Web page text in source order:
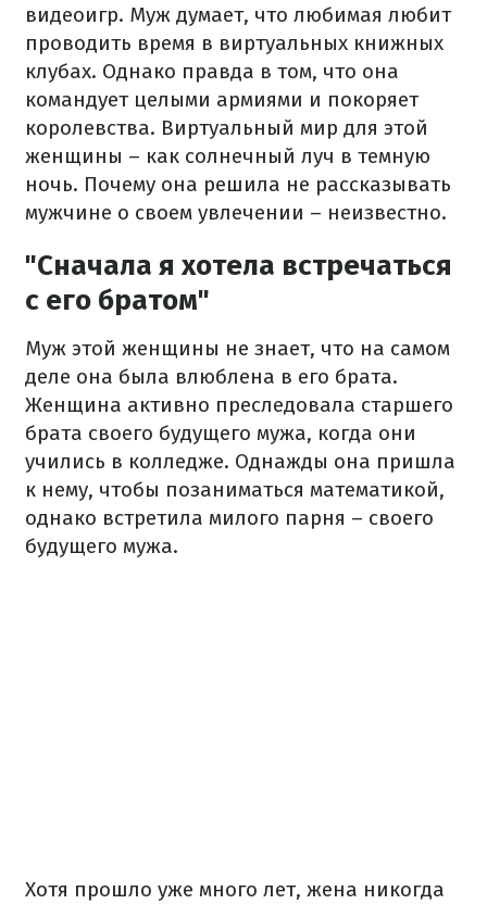
видеоигр. Муж думает, что любимая любит
проводить время в виртуальных книжных
клубах. Однако правда в том, что она
командует целыми армиями и покоряет
королевства. Виртуальный мир для этой
женщины – как солнечный луч в темную
ночь. Почему она решила не рассказывать
мужчине о своем увлечении – неизвестно.
"Сначала я хотела встречаться
с его братом"
Муж этой женщины не знает, что на самом
деле она была влюблена в его брата.
Женщина активно преследовала старшего
брата своего будущего мужа, когда они
учились в колледже. Однажды она пришла
к нему, чтобы позаниматься математикой,
однако встретила милого парня – своего
будущего мужа.
Хотя прошло уже много лет, жена никогда